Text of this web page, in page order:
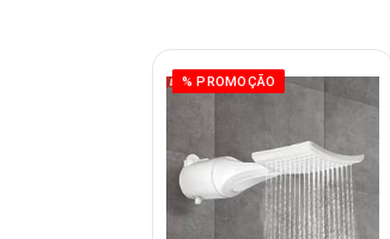
% PROMOÇÃO